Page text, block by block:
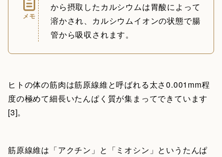
メモ
から摂取したカルシウムは胃酸によって
溶かされ、カルシウムイオンの状態で腸
管から吸収されます。
ヒトの体の筋肉は筋原線維と呼ばれる太さ0.001mm程
度の極めて細長いたんぱく質が集まってできています
[3]。
筋原線維は「アクチン」と「ミオシン」というたんぱ